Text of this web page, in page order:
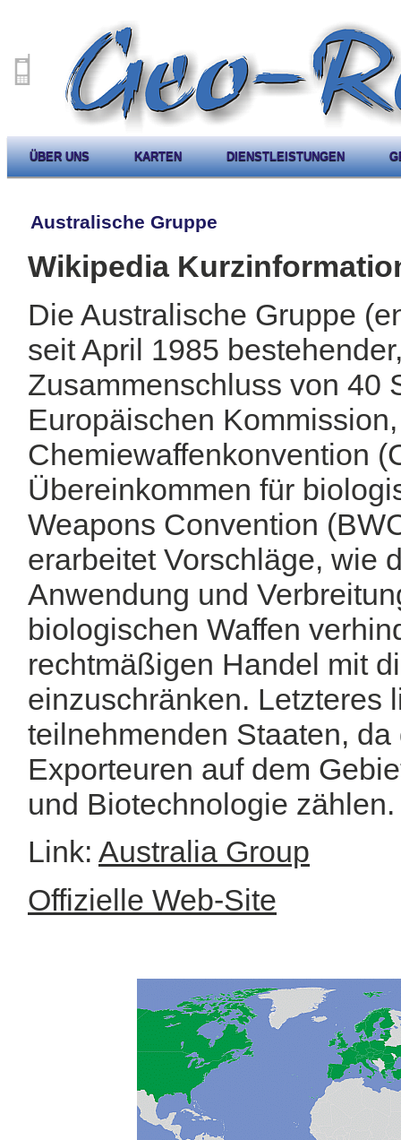
ÜBER UNS KARTEN DIENSTLEISTUNGEN
Australische Gruppe
Wikipedia
Die Australische Gruppe
seit April 1985
Zusammenschluss von 40
Europäischen
Chemiewaffenkonvention
Übereinkommen für
Weapons Convention
erarbeitet Vorschläge, wie
Anwendung und
biologischen Waffen
rechtmäßigen Handel mit
einzuschränken. Letzteres
teilnehmenden Staaten,
Exporteuren auf dem
und Biotechnologie zählen.
Link: Australia Group
Offizielle Web-Site